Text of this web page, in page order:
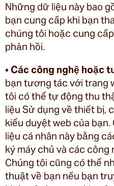
Những dữ liệu này bao
bạn cung cấp khi bạn
chúng tôi hoặc cung
phản hồi.
• Các công nghệ hoặc
bạn tương tác với trang
tôi có thể tự động thu
liệu Sử dụng về thiết bị,
kiểu duyệt web của
liệu cá nhân này bằng
ký máy chủ và các
Chúng tôi cũng có thể
thuật về bạn nếu bạn